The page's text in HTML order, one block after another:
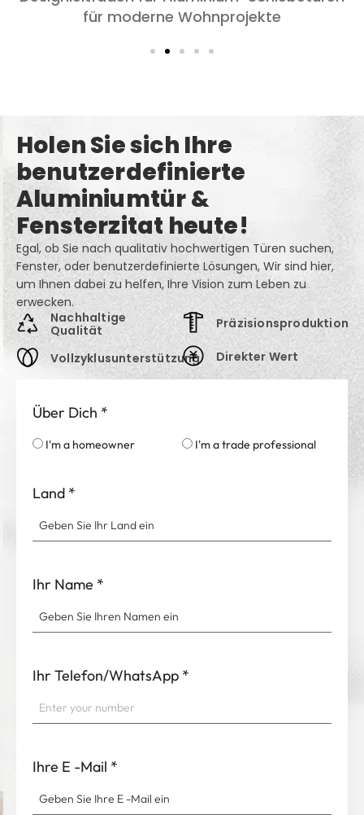
und Wohnzimmer: Komfort, Stil, und
Holen Sie sich Ihre
benutzerdefinierte
Aluminiumtür &
Fensterzitat heute!
Egal, ob Sie nach qualitativ hochwertigen Türen suchen,
Fenster, oder benutzerdefinierte Lösungen, Wir sind hier,
um Ihnen dabei zu helfen, Ihre Vision zum Leben zu
erwecken.
Nachhaltige
Qualität
Vollzyklusunterstützung
Präzisionsproduktion
Direkter Wert